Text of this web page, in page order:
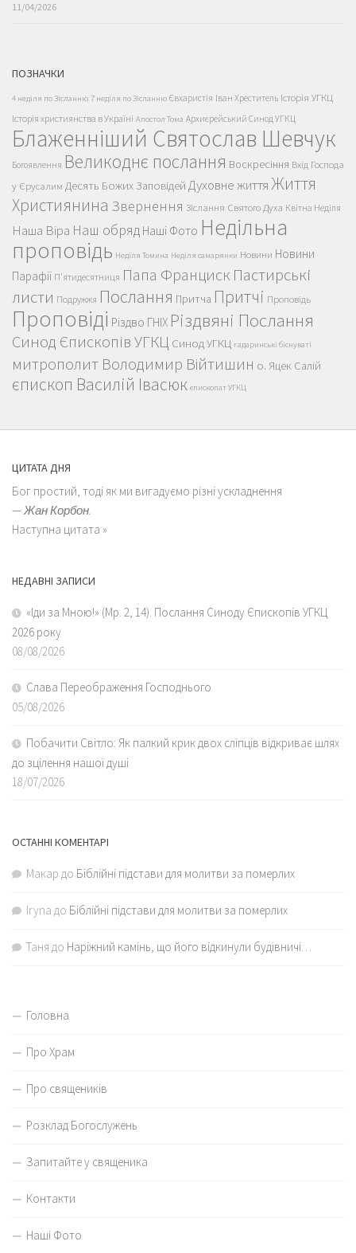
11/04/2026
ПОЗНАЧКИ
4 неділя по Зісланню 7 неділя по Зісланню Євхаристія Іван Хреститель Історія УГКЦ
Історія християнства в Україні Апостол Тома Архиєрейський Синод УГКЦ
Блаженніший Святослав Шевчук
Богоявлення Великоднє послання Воскресіння Вхід Господа
у Єрусалим Десять Божих Заповідей Духовне життяЖиття
Християнина Звернення Зіслання Святого Духа Квітна Неділя
Наша Віра Наш обряд Наші Фото Недільна
проповідь Неділя Томина Неділя самарянки Новини Новини
Парафії П'ятидесятниця Папа Франциск Пастирські
листи Подружжя Послання Притча Притчі Проповідь
Проповіді Різдво ГНІХ Різдвяні Послання
Синод Єпископів УГКЦ Синод УГКЦ гадаринські біснуваті
митрополит Володимир Війтишин о. Яцек Салій
єпископ Василій Івасюк єпископат УГКЦ
ЦИТАТА ДНЯ
Бог простий, тоді як ми вигадуємо різні ускладнення
—Жан Корбон.
Наступна цитата »
НЕДАВНІ ЗАПИСИ
«Іди за Мною!» (Мр. 2, 14). Послання Синоду Єпископів УГКЦ
2026 року
08/08/2026
Слава Переображення Господнього
05/08/2026
Побачити Світло: Як палкий крик двох сліпців відкриває шлях
до зцілення нашої душі
18/07/2026
ОСТАННІ КОМЕНТАРІ
Макар до Біблійні підстави для молитви за померлих
Iryna до Біблійні підстави для молитви за померлих
Таня до Наріжний камінь, що його відкинули будівничі…
Головна
Про Храм
Про священиків
Розклад Богослужень
Запитайте у священика
Контакти
Наші Фото